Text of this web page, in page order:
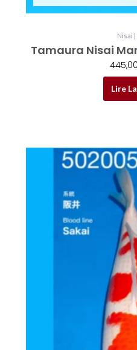
Nisai |
Tamaura Nisai
445,00
Lire